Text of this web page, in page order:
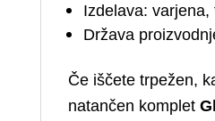
Izdelava:
Država
Če iščete trpežen,
natančen komplet